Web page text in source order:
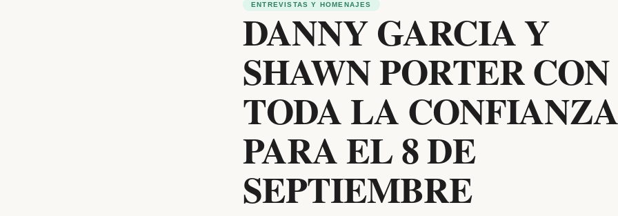
ENTREVISTAS Y HOMENAJES
DANNY GARCIA Y
SHAWN PORTER CON
TODA LA
PARA EL 8 DE
SEPTIEMBRE